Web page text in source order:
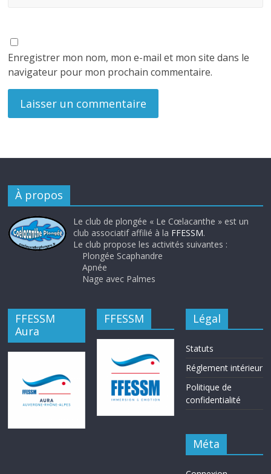
Enregistrer mon nom, mon e-mail et mon site dans le
navigateur pour mon prochain commentaire.
À propos
Le club de plongée « Le Cœlacanthe » est un
club associatif affilié à la FFESSM.
Le club propose les activités suivantes :
Plongée Scaphandre
Apnée
Nage avec Palmes
FFESSM
Aura
FFESSM Légal
Statuts
Réglement intérieur
Politique de
confidentialité
Méta